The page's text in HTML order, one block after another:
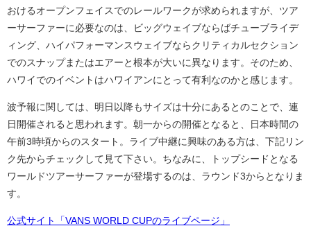
おけるオープンフェイスでのレールワークが求められますが、ツア
ーサーファーに必要なのは、ビッグウェイブならばチューブライデ
ィング、ハイパフォーマンスウェイブならクリティカルセクション
でのスナップまたはエアーと根本が大いに異なります。そのため、
ハワイでのイベントはハワイアンにとって有利なのかと感じます。
波予報に関しては、明日以降もサイズは十分にあるとのことで、連
日開催されると思われます。朝一からの開催となると、日本時間の
午前3時頃からのスタート。ライブ中継に興味のある方は、下記リン
ク先からチェックして見て下さい。ちなみに、トップシードとなる
ワールドツアーサーファーが登場するのは、ラウンド3からとなりま
す。
公式サイト「VANS WORLD CUPのライブページ」